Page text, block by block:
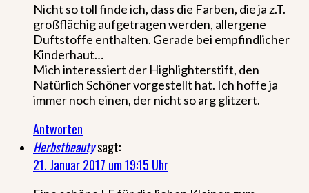
Nicht so toll finde ich, dass die Farben, die ja z.T.
großflächig aufgetragen werden, allergene
Duftstoffe enthalten. Gerade bei empfindlicher
Kinderhaut…
Mich interessiert der Highlighterstift, den
Natürlich Schöner vorgestellt hat. Ich hoffe ja
immer noch einen, der nicht so arg glitzert.
Antworten
Herbstbeautysagt:
21. Januar 2017 um 19:15 Uhr